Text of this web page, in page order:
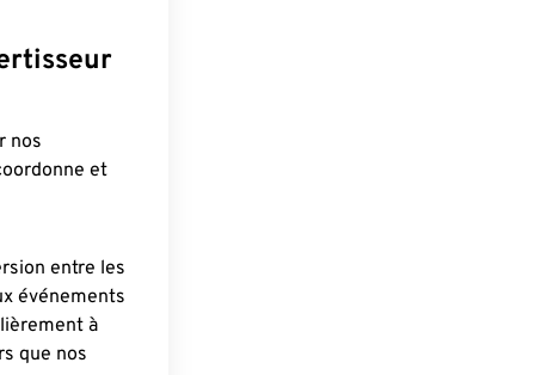
nos
et
entre les
événements
à
que nos